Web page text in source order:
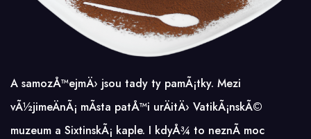
A samozÅ™ejmÄ› jsou tady ty pamÃ¡tky. Mezi
vÃ½jimeÄnÃ¡ mÃ­sta patÅ™i urÄitÄ› VatikÃ¡nskÃ©
muzeum a SixtinskÃ¡ kaple. I kdyÅ¾ to neznÃ­ moc